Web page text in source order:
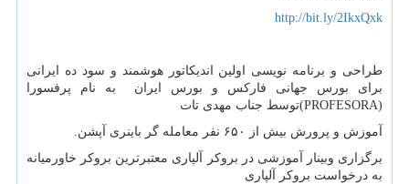
http://bit.ly/2IkxQxk
طراحی و برنامه نویسی اولین اندیکاتور هوشمند و سود ده ایرانی
برای بورس جهانی فارکس و بورس ایران به نام پرفسورا
(PROFESORA)توسط جناب مهدی تات
آموزش و پرورش بیش از ۶۵۰ نفر معامله گر باینری آپشن.
برگزاری وبینار آموزشی در بروکر آلپاری معتبرترین بروکر خاورمیانه
به درخواست بروکر آلپاری